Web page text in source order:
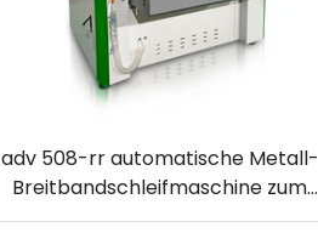
adv 508-rr automatische Metall-
Breitbandschleifmaschine zum
Entgraten und Veredeln